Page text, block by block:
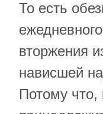
То есть
вторжения
нависшей
Потому что,